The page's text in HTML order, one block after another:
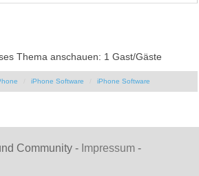
Thema anschauen: 1 Gast/Gäste
iPhone Software iPhone Software
Community - Impressum -